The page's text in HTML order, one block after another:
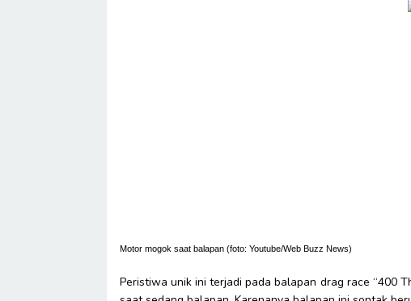
Motor mogok saat balapan (foto: Youtube/Web Buzz News)
Peristiwa unik ini terjadi pada balapan drag race “400